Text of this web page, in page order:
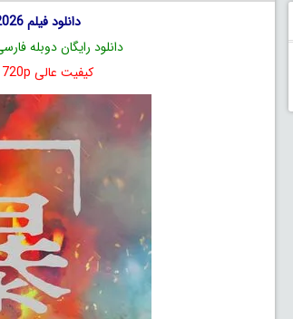
دانلود فیلم Bakudan 2026 با لینک مستقیم
دانلود رایگان دوبله
کیفیت عالی WEB-DL 1080p 720p دوبله فارسی